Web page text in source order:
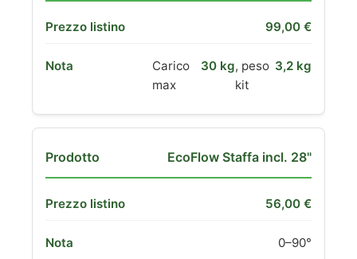
99,00 €
Carico
max
30 kg, peso
kit
3,2 kg
EcoFlow Staffa incl. 28"
56,00 €
0–90°